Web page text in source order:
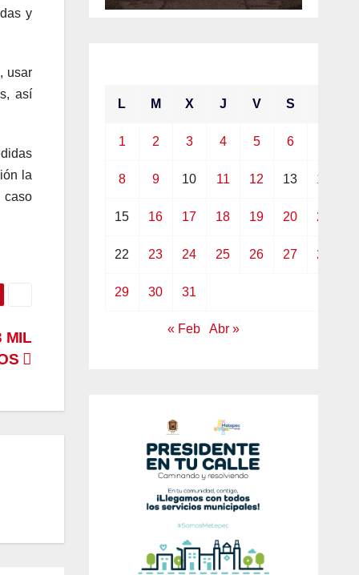
y
usar
así
la
caso
MIL
L M X J V S
1 2 3 4 5 6
8 9 10 11 12 13 14
15 16 17 18 19 20 21
22 23 24 25 26 27 28
29 30 31
« Feb Abr »